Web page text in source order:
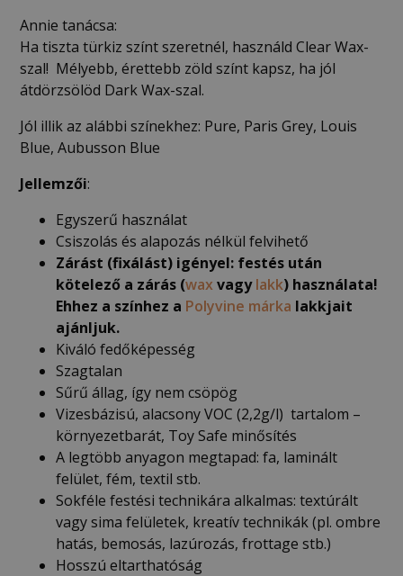
Annie tanácsa:
Ha tiszta türkiz színt szeretnél, használd Clear Wax-
szal! Mélyebb, érettebb zöld színt kapsz, ha jól
átdörzsölöd Dark Wax-szal.
Jól illik az alábbi színekhez: Pure, Paris Grey, Louis
Blue, Aubusson Blue
Jellemzői:
Egyszerű használat
Csiszolás és alapozás nélkül felvihető
Zárást (fixálást) igényel: festés után
kötelező a zárás (waxvagylakk) használata!
Ehhez a színhez a Polyvine márka lakkjait
ajánljuk.
Kiváló fedőképesség
Szagtalan
Sűrű állag, így nem csöpög
Vizesbázisú, alacsony VOC (2,2g/l) tartalom –
környezetbarát, Toy Safe minősítés
A legtöbb anyagon megtapad: fa, laminált
felület, fém, textil stb.
Sokféle festési technikára alkalmas: textúrált
vagy sima felületek, kreatív technikák (pl. ombre
hatás, bemosás, lazúrozás, frottage stb.)
Hosszú eltarthatóság